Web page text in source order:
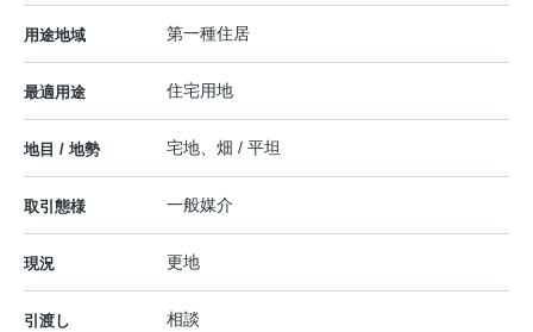
用途地域 第一種住居
最適用途 住宅用地
地目 / 地勢 宅地、畑 / 平坦
取引態様 一般媒介
現況 更地
引渡し 相談